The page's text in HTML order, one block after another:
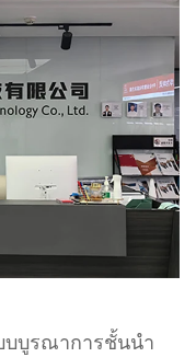
บบูรณาการชั้นนำ